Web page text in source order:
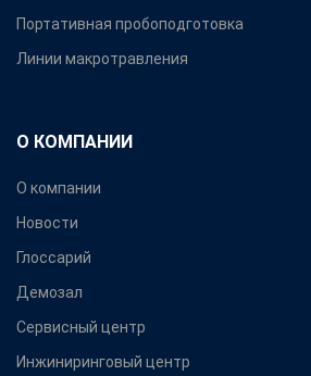
Портативная пробоподготовка
Линии макротравления
О КОМПАНИИ
О компании
Новости
Глоссарий
Демозал
Сервисный центр
Инжиниринговый центр